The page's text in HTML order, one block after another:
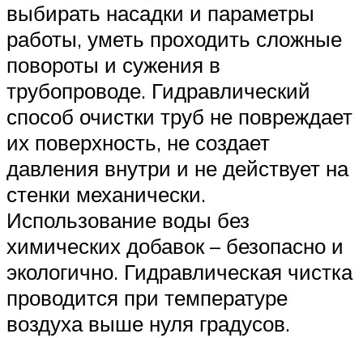
выбирать насадки и параметры
работы, уметь проходить сложные
повороты и сужения в
трубопроводе. Гидравлический
способ очистки труб не повреждает
их поверхность, не создает
давления внутри и не действует на
стенки механически.
Использование воды без
химических добавок – безопасно и
экологично. Гидравлическая чистка
проводится при температуре
воздуха выше нуля градусов.